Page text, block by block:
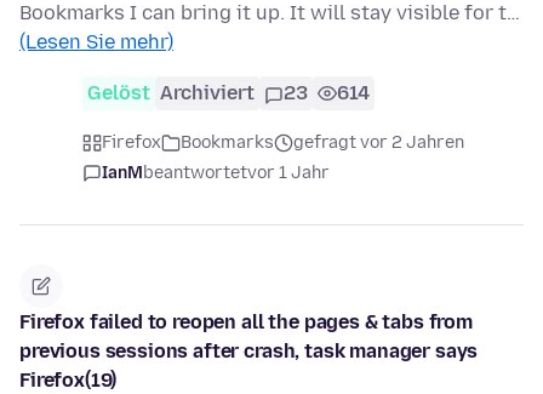
Bookmarks I can bring it up. It will stay visible for t…
(Lesen Sie mehr)
Gelöst Archiviert 23 614
Firefox Bookmarks
gefragt vor 2 Jahren
IanMbeantwortetvor 1 Jahr
Firefox failed to reopen all the pages & tabs from
previous sessions after crash, task manager says
Firefox(19)